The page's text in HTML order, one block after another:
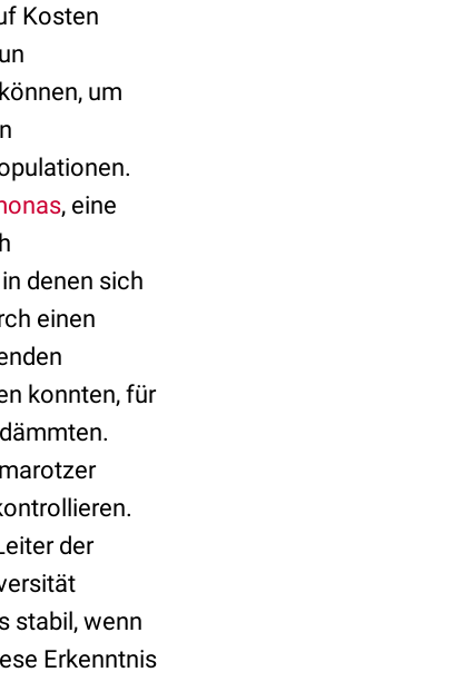
Kosten
um
, eine
denen sich
einen
konnten, für
der
stabil, wenn
Erkenntnis